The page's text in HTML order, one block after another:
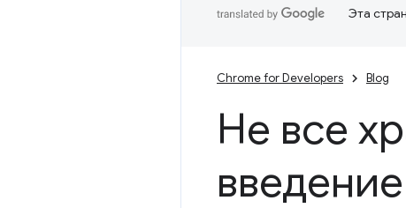
Эта
Chrome for Developers Blog
Не все